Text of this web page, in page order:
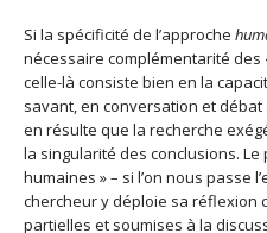
Si la spécificité de l’approche
nécessaire complémentarité des
celle-là consiste bien en la
savant, en conversation et
en résulte que la recherche
la singularité des conclusions.
humaines » – si l’on nous passe
chercheur y déploie sa réflexion
partielles et soumises à la